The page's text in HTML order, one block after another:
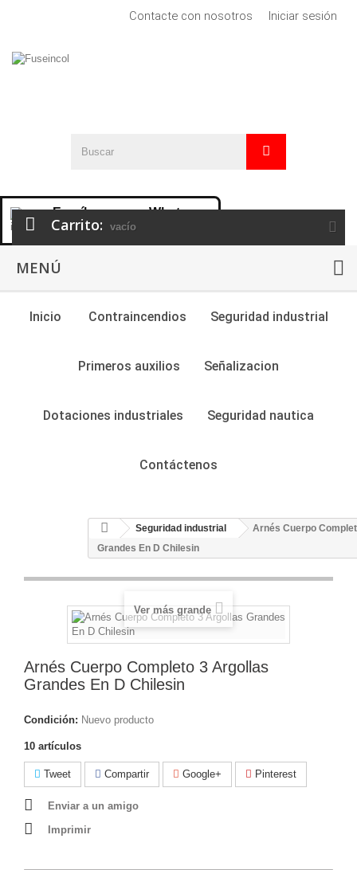
Escríbenos por Whatsapp
en línea
Iniciar sesión
Contacte con nosotros
Carrito: vacío
MENÚ
Inicio Contraincendios Seguridad industrial
Primeros auxilios Señalizacion
Dotaciones industriales Seguridad nautica
Contáctenos
Seguridad industrial
Arnés Cuerpo
Grandes En D Chilesin
Ver más grande
Arnés Cuerpo Completo 3 Argollas
Grandes En D Chilesin
Condición: Nuevo producto
10 artículos
Tweet Compartir Google+ Pinterest
Enviar a un amigo
Imprimir